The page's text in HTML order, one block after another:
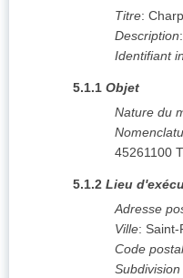
Titre:
Description:
Identifiant
5.1.1 Objet
Nature du
45261100
5.1.2 Lieu
Adresse
Ville:
Code postal